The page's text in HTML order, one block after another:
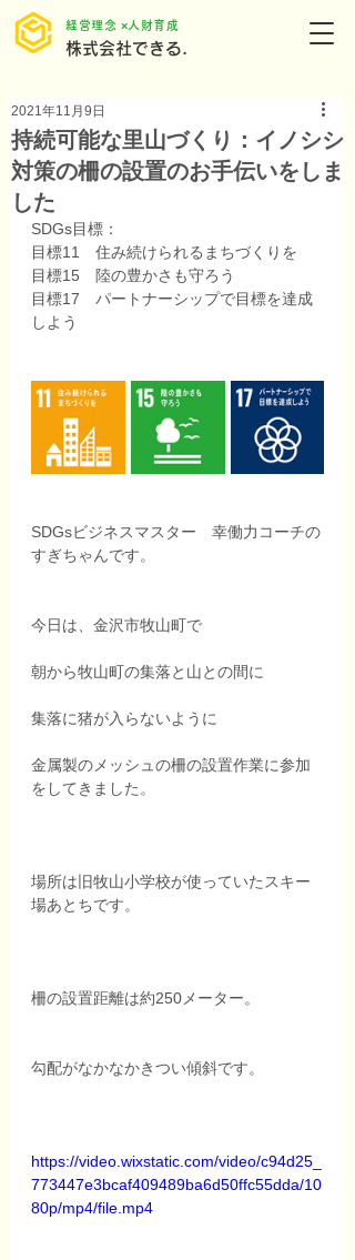
株式会社できる.
​経営理念 ×人財育成
持続可能な里山づくり：イノシシ
対策の柵の設置のお手伝いをしま
した
2021年11月9日
SDGs目標：
目標11　住み続けられるまちづくりを
目標15　陸の豊かさも守ろう
目標17　パートナーシップで目標を達成
しよう
SDGsビジネスマスター　幸働力コーチの
すぎちゃんです。
今日は、金沢市牧山町で
朝から牧山町の集落と山との間に
集落に猪が入らないように
金属製のメッシュの柵の設置作業に参加
をしてきました。
場所は旧牧山小学校が使っていたスキー
場あとちです。
柵の設置距離は約250メーター。
勾配がなかなかきつい傾斜です。
https://video.wixstatic.com/video/c94d25_
773447e3bcaf409489ba6d50ffc55dda/10
80p/mp4/file.mp4